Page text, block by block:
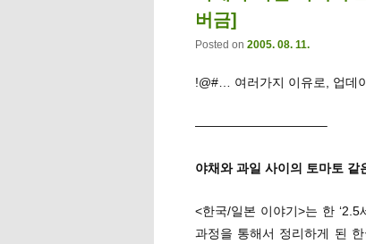
버금]
Posted on 2005. 08. 11.
!@#… 여러가지 이유로, 업데
——————————–
야채와 과일 사이의 토마토 같
<한국/일본 이야기>는 한
과정을 통해서 정리하게 된